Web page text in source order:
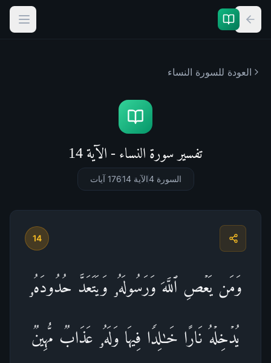
العودة للسورة النساء
تفسير سورة النساء - الآية 14
السورة 4 الآية 14 176 آيات
14
وَمَن یَعۡصِ ٱللَّهَ وَرَسُولَهُۥ وَیَتَعَدَّ حُدُودَهُۥ
یُدۡخِلۡهُ نَارًا خَـٰلِدࣰا فِیهَا وَلَهُۥ عَذَابࣱ مُّهِینࣱ